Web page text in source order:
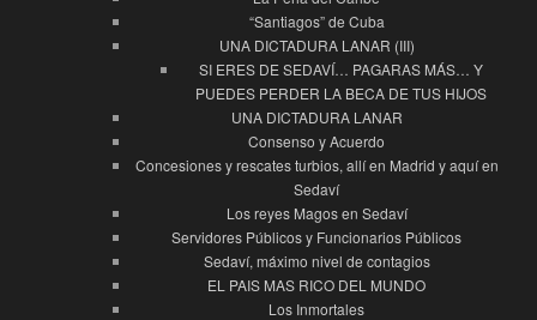
“Santiagos” de Cuba
UNA DICTADURA LANAR (III)
SI ERES DE SEDAVÍ… PAGARAS MÁS… Y
PUEDES PERDER LA BECA DE TUS HIJOS
UNA DICTADURA LANAR
Consenso y Acuerdo
Concesiones y rescates turbios, allí en Madrid y aquí en
Sedaví
Los reyes Magos en Sedaví
Servidores Públicos y Funcionarios Públicos
Sedaví, máximo nivel de contagios
EL PAIS MAS RICO DEL MUNDO
Los Inmortales